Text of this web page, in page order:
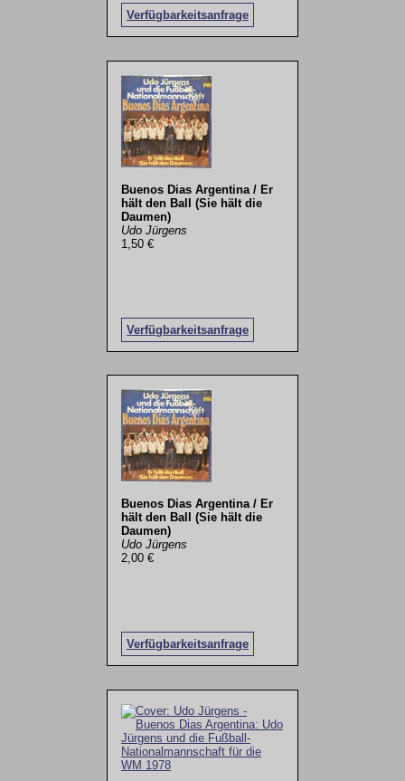
Verfügbarkeitsanfrage
Buenos Dias Argentina / Er
hält den Ball (Sie hält die
Daumen)
Udo Jürgens
1,50 €
Verfügbarkeitsanfrage
Buenos Dias Argentina / Er
hält den Ball (Sie hält die
Daumen)
Udo Jürgens
2,00 €
Verfügbarkeitsanfrage